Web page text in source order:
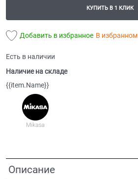
КУПИТЬ В 1 КЛИК
Добавить в избранное В избранном
Есть в наличии
Наличие на складе
{{item.Name}}
Описание